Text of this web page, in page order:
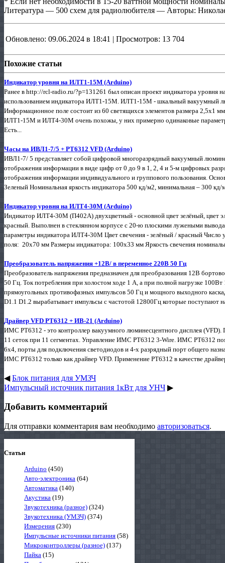
Литература — 500 схем для радиолюбителя — Авторы:
Обновлено: 09.06.2024 в 18:41 | Просмотров: 13 704
Похожие статьи
Индикатор уровня на ИЛТ1-15М (Arduino)
Ранее в http://rcl-radio.ru/?p=131261 был описан проект индикатора уровня
использованием индикатора ИЛТ1-15М. ИЛТ1-15М - шкальный вакуумный
Информационное поле состоит из 60 светящихся элементов размера 2,5х1
ИЛТ1-15М и ИЛТ4-30М очень похожы, у них примерно одинаковые
Есть...
Часы на ИВЛ1-7/5 + PT6312 VFD (Arduino)
ИВЛ1-7/ 5 представляет собой цифровой многоразрядный вакуумный
отображения информации в виде цифр от 0 до 9 в 1, 2, 4 и 5-м цифровых
отображения информации индивидуального и группового пользования.
Зеленый Номинальная яркость индикатора 500 кд/м2, минимальная – 300
Индикатор уровня на ИЛТ4-30М (Arduino)
Индикатор ИЛТ4-30М (П402А) двухцветный - основной цвет зелёный, цвет
красный. Выполнен в стеклянном корпусе с 20-ю плоскими лужеными
параметры индикатора ИЛТ4-30М Цвет свечения - зелёный / красный
поля: 20х70 мм Размеры индикатора: 100х33 мм Яркость свечения
Преобразователь напряжения +12В/ в переменное 220В 50 Гц
Преобразователь напряжения предназначен для преобразования 12В
50 Гц. Ток потребления при холостом ходе 1 А, а при полной нагрузке
прямоугольных противофазных импульсов 50 Гц и мощного выходного
D1.1 D1.2 вырабатывает импульсы с частотой 12800Гц которые поступают
Драйвер VFD PT6312 + ИВ-21 (Arduino)
ИМС PT6312 - это контроллер вакуумного люминесцентного дисплея (VFD).
11 сеток при 11 сегментах. Управление ИМС PT6312 3-Wire. ИМС PT6312
6х4, порты для подключения светодиодов и 4-х разрядный порт общего
ИМС PT6312 только как драйвер VFD. Применение PT6312 в качестве
◀Блок питания для УМЗЧ
Импульсный источник питания 1кВт для УНЧ ▶
Добавить комментарий
Для отправки комментария вам необходимо авторизоваться.
Статьи
Arduino (450)
Авто-электроника (64)
Автоматика (140)
Акустика (19)
Звукотехника (разное) (324)
Звукотехника (УМЗЧ) (374)
Измерения (230)
Импульсные источники питания (58)
Микроконтроллеры (разное) (137)
Пайка (15)